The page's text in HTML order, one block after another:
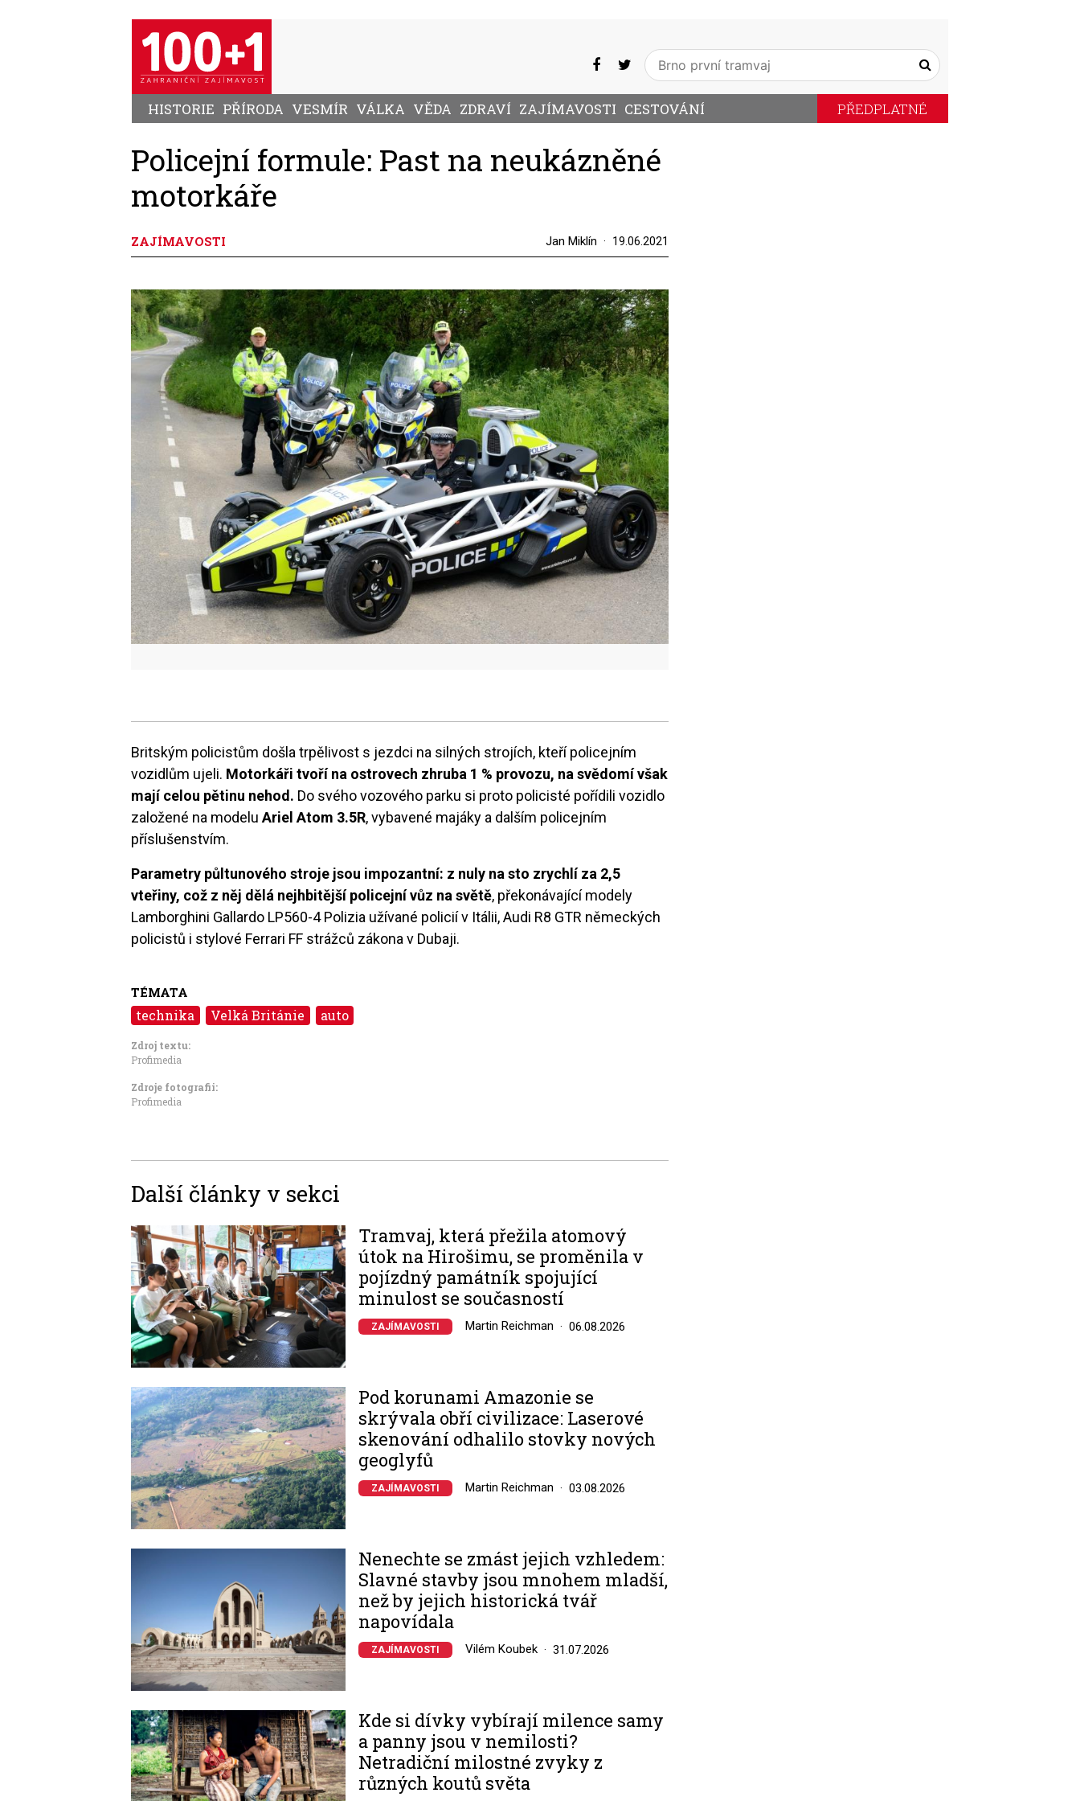
HISTORIE PŘÍRODA VESMÍR VÁLKA VĚDA ZDRAVÍ ZAJÍMAVOSTI CESTOVÁNÍ PŘEDPLATNÉ
Policejní formule: Past na neukázněné
motorkáře
ZAJÍMAVOSTI Jan Miklín 19.06.2021
Britským policistům došla trpělivost s jezdci na silných strojích, kteří policejním
vozidlům ujeli. Motorkáři tvoří na ostrovech zhruba 1 % provozu, na svědomí však
mají celou pětinu nehod. Do svého vozového parku si proto policisté pořídili vozidlo
založené na modeluAriel Atom 3.5R, vybavené majáky a dalším policejním
příslušenstvím.
Parametry půltunového stroje jsou impozantní: z nuly na sto zrychlí za 2,5
vteřiny, což z něj dělá nejhbitější policejní vůz na světě, překonávající modely
Lamborghini Gallardo LP560-4 Polizia užívané policií v Itálii, Audi R8 GTR německých
policistů i stylové Ferrari FF strážců zákona v Dubaji.
TÉMATA
technika Velká Británie auto
Zdroj textu:
Profimedia
Zdroje fotografii:
Profimedia
Další články v sekci
Image
Tramvaj, která přežila atomový
útok na Hirošimu, se proměnila v
pojízdný památník spojující
minulost se současností
ZAJÍMAVOSTI Martin Reichman 06.08.2026
Image
Pod korunami Amazonie se
skrývala obří civilizace: Laserové
skenování odhalilo stovky nových
geoglyfů
ZAJÍMAVOSTI Martin Reichman 03.08.2026
Nenechte se zmást jejich vzhledem:
Slavné stavby jsou mnohem mladší,
než by jejich historická tvář
napovídala
ZAJÍMAVOSTI Vilém Koubek 31.07.2026
Image
Kde si dívky vybírají milence samy
a panny jsou v nemilosti?
Netradiční milostné zvyky z
různých koutů světa